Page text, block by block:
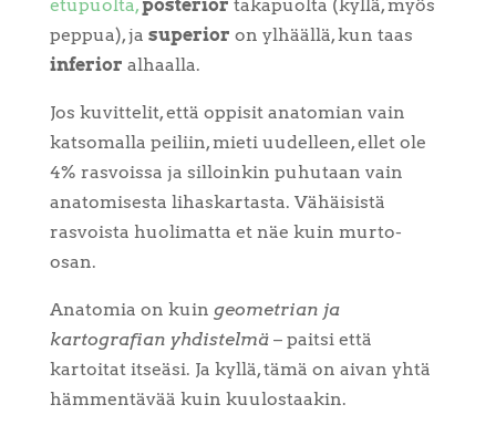
etupuolta, posterior takapuolta (kyllä, myös
peppua), ja superior on ylhäällä, kun taas
inferior alhaalla.
Jos kuvittelit, että oppisit anatomian vain
katsomalla peiliin, mieti uudelleen, ellet ole
4% rasvoissa ja silloinkin puhutaan vain
anatomisesta lihaskartasta. Vähäisistä
rasvoista huolimatta et näe kuin murto-
osan.
Anatomia on kuin geometrian ja
kartografian yhdistelmä– paitsi että
kartoitat itseäsi. Ja kyllä, tämä on aivan yhtä
hämmentävää kuin kuulostaakin.